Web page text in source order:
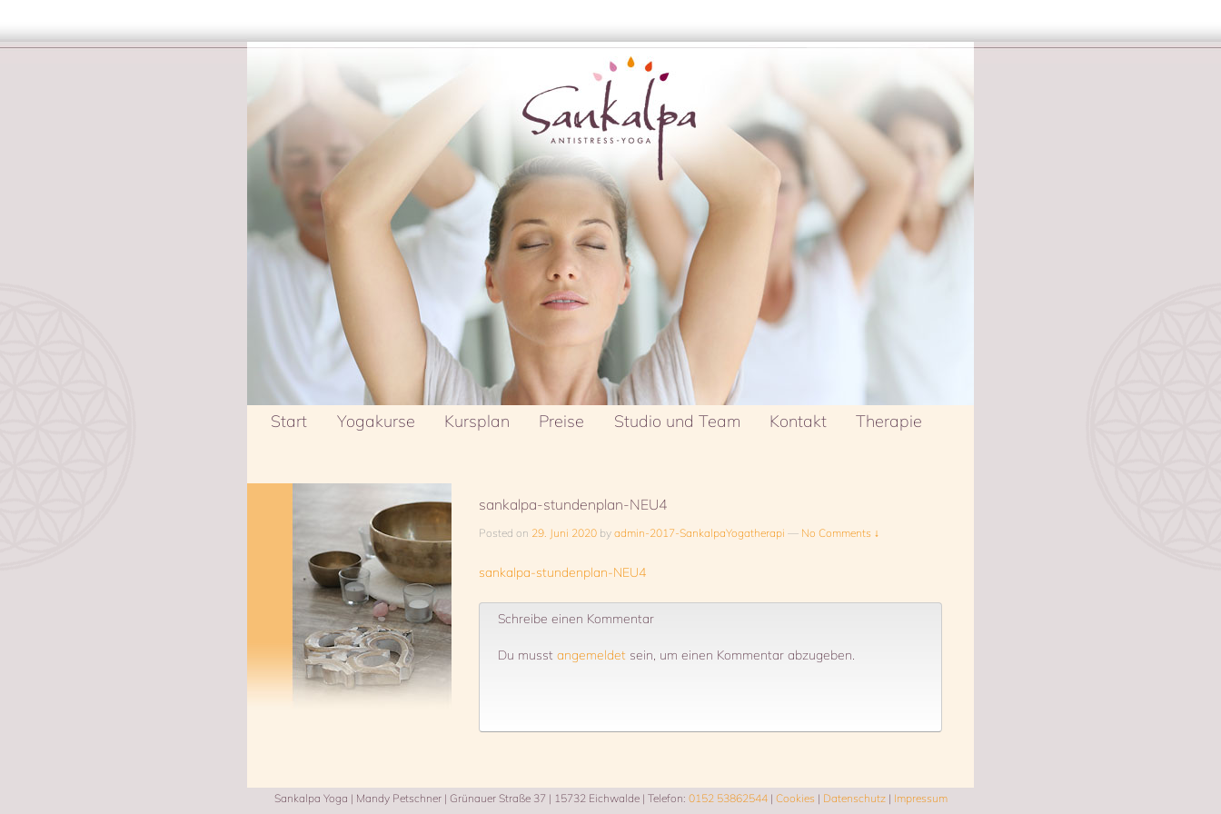
Start Yogakurse Kursplan Preise Studio und Team Kontakt Therapie
sankalpa-stundenplan-NEU4
Posted on 29. Juni 2020 by admin-2017-SankalpaYogatherapi — No Comments ↓
sankalpa-stundenplan-NEU4
Schreibe einen Kommentar
Du musst angemeldet sein, um einen Kommentar abzugeben.
Sankalpa Yoga | Mandy Petschner | Grünauer Straße 37 | 15732 Eichwalde | Telefon: 0152 53862544| Cookies| Datenschutz| Impressum